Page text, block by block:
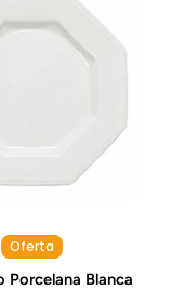
Oferta
Porcelana Blanca